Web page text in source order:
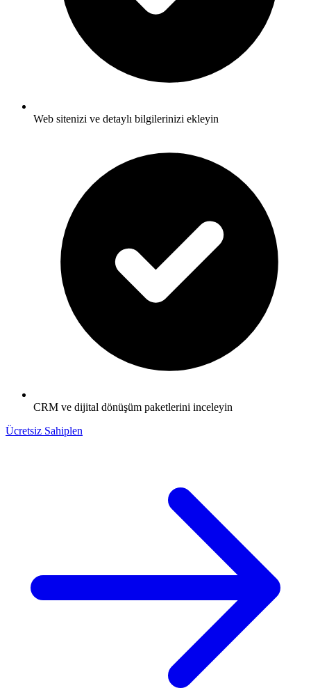
Web sitenizi ve detaylı bilgilerinizi ekleyin
CRM ve dijital dönüşüm paketlerini inceleyin
Ücretsiz Sahiplen